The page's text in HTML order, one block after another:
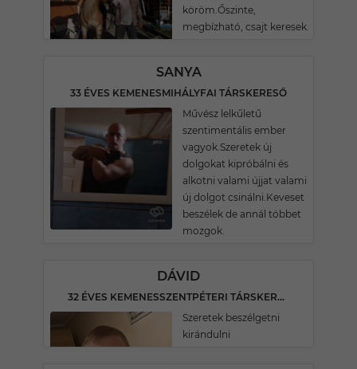
köröm.Őszinte,
megbízható, csajt keresek.
SANYA
33 ÉVES KEMENESMIHÁLYFAI TÁRSKERESŐ
Művész lelkűletű
szentimentális ember
vagyok.Szeretek új
dolgokat kipróbálni és
alkotni valami újjat valami
új dolgot csinálni.Keveset
beszélek de annál többet
mozgok.
DÁVID
32 ÉVES KEMENESSZENTPÉTERI TÁRSKERESŐ
Szeretek beszélgetni
kirándulni